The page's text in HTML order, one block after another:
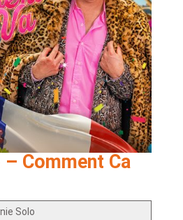
– Comment Ca
Solo